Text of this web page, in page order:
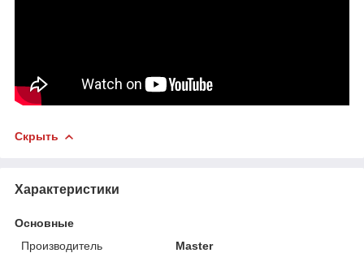
Скрыть
Характеристики
Основные
Производитель
Master